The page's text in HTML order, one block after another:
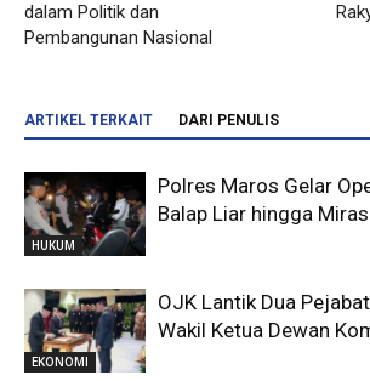
dalam Politik dan
Pembangunan Nasional
ARTIKEL TERKAIT DARI PENULIS
HUKUM
Polres Maros Gelar
Balap Liar hingga
EKONOMI
OJK Lantik Dua
Wakil Ketua Dewan